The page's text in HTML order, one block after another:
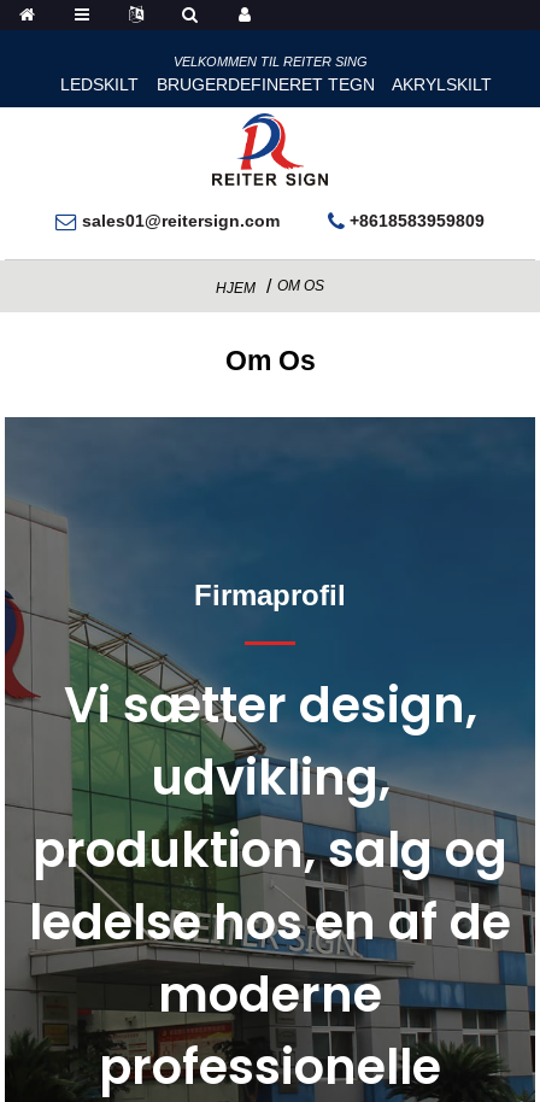
VELKOMMEN TIL REITER SING
LEDSKILT BRUGERDEFINERET TEGN AKRYLSKILT
sales01@reitersign.com +8618583959809
HJEM OM OS
Om Os
Firmaprofil
Vi sætter design,
udvikling,
produktion, salg og
ledelse hos en af ​​de
moderne
professionelle